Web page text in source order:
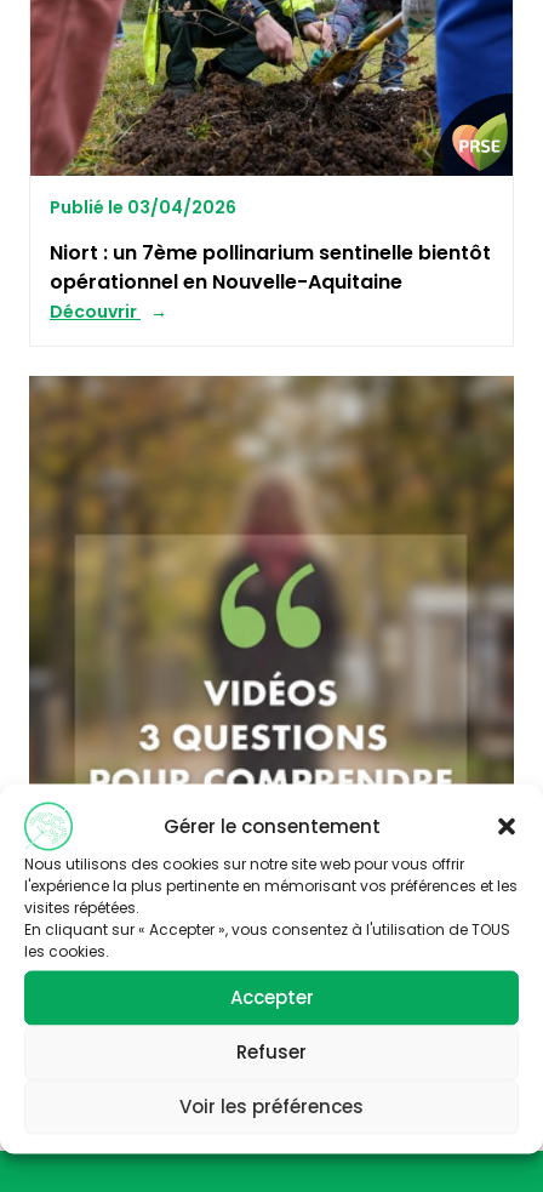
Gérer le consentement
Nous utilisons des cookies sur notre site web pour vous offrir
l'expérience la plus pertinente en mémorisant vos préférences et les
visites répétées.
En cliquant sur « Accepter », vous consentez à l'utilisation de TOUS
les cookies.
Accepter
Refuser
Voir les préférences
Publié le 03/04/2026
Niort : un 7ème pollinarium sentinelle bientôt
opérationnel en Nouvelle-Aquitaine
Découvrir